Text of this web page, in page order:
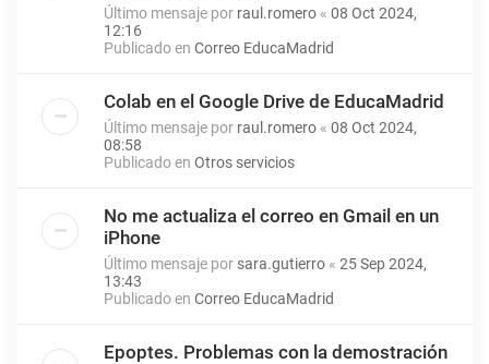
Último mensaje por raul.romero « 08 Oct 2024,
12:16
Publicado en Correo EducaMadrid
Colab en el Google Drive de EducaMadrid
Último mensaje por raul.romero « 08 Oct 2024,
08:58
Publicado en Otros servicios
No me actualiza el correo en Gmail en un
iPhone
Último mensaje por sara.gutierro « 25 Sep 2024,
13:43
Publicado en Correo EducaMadrid
Epoptes. Problemas con la demostración